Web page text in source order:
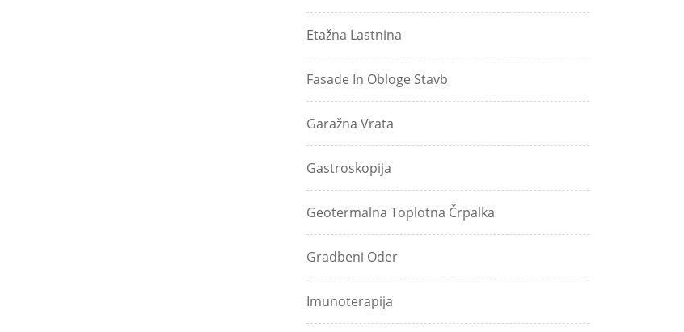
Etažna Lastnina
Fasade In Obloge Stavb
Garažna Vrata
Gastroskopija
Geotermalna Toplotna Črpalka
Gradbeni Oder
Imunoterapija